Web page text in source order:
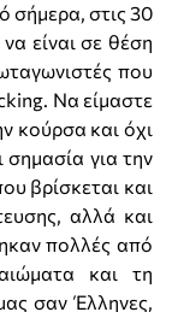
σήμερα, στις 30
είναι σε θέση
που
Να είμαστε
κούρσα και όχι
για την
βρίσκεται και
αλλά και
πολλές από
και τη
σαν Έλληνες,